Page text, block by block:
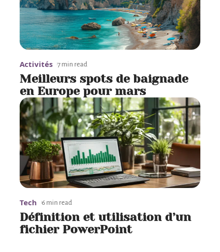
Activités 7 min read
Meilleurs spots de baignade
en Europe pour mars
Tech 6 min read
Définition et utilisation d’un
fichier PowerPoint